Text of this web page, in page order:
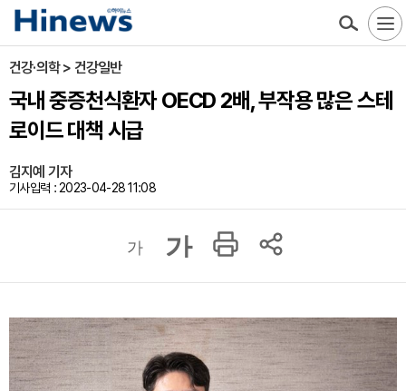
건강·의학 > 건강일반
국내 중증천식환자 OECD 2배, 부작용 많은 스테
로이드 대책 시급
김지예 기자
기사입력 : 2023-04-28 11:08
가 가